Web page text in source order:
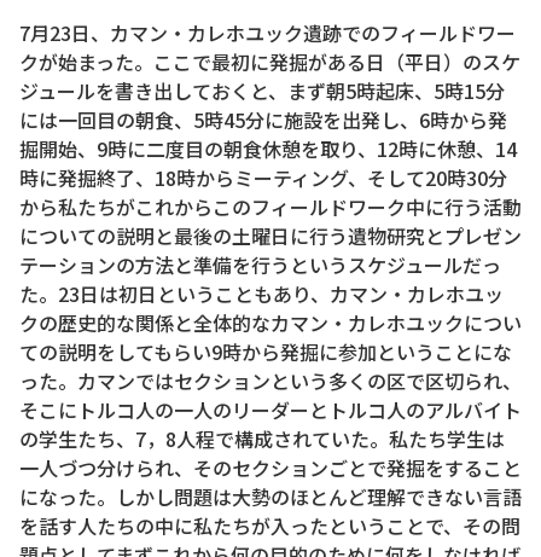
7月23日、カマン・カレホユック遺跡でのフィールドワー
クが始まった。ここで最初に発掘がある日（平日）のスケ
ジュールを書き出しておくと、まず朝5時起床、5時15分
には一回目の朝食、5時45分に施設を出発し、6時から発
掘開始、9時に二度目の朝食休憩を取り、12時に休憩、14
時に発掘終了、18時からミーティング、そして20時30分
から私たちがこれからこのフィールドワーク中に行う活動
についての説明と最後の土曜日に行う遺物研究とプレゼン
テーションの方法と準備を行うというスケジュールだっ
た。23日は初日ということもあり、カマン・カレホユッ
クの歴史的な関係と全体的なカマン・カレホユックについ
ての説明をしてもらい9時から発掘に参加ということにな
った。カマンではセクションという多くの区で区切られ、
そこにトルコ人の一人のリーダーとトルコ人のアルバイト
の学生たち、7，8人程で構成されていた。私たち学生は
一人づつ分けられ、そのセクションごとで発掘をすること
になった。しかし問題は大勢のほとんど理解できない言語
を話す人たちの中に私たちが入ったということで、その問